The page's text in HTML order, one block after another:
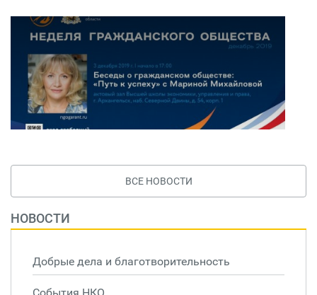
ВСЕ НОВОСТИ
НОВОСТИ
Добрые дела и благотворительность